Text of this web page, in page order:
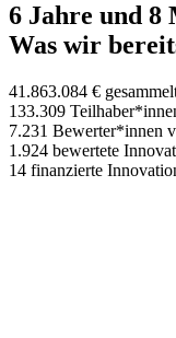
6 Jahre und 8
Was wir
41.863.084 €
133.309
7.231 Bewerter*innen
1.924 bewertete
14 finanzierte